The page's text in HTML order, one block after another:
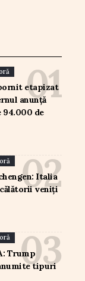
etapizat
anunță
94.000 de
Italia
veniți
Trump
tipuri